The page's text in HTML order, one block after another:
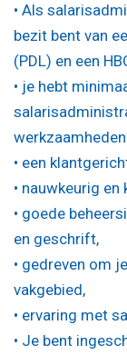
• Als
bezit bent van
(PDL) en een
• je hebt
• een
• nauwkeurig en
• goede
en geschrift,
• gedreven om
vakgebied,
• ervaring met
• Je bent